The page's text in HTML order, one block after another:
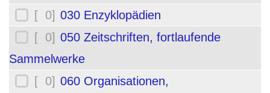
[ 0] 030 Enzyklopädien
[ 0] 050 Zeitschriften, fortlaufende
Sammelwerke
[ 0] 060 Organisationen,